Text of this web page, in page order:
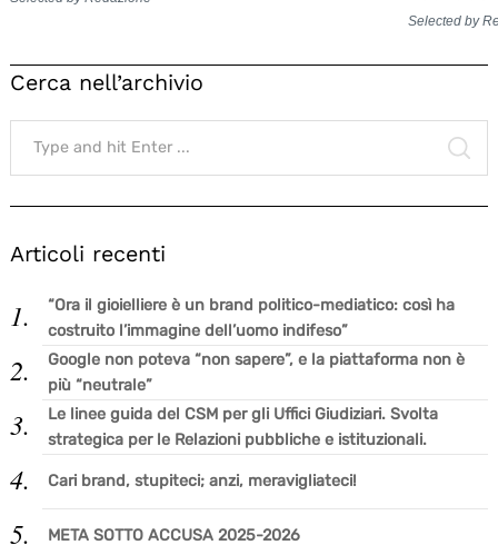
Selected by
Cerca nell’archivio
Search
for:
Articoli recenti
“Ora il gioielliere è un brand politico-mediatico: così ha
costruito l’immagine dell’uomo indifeso”
Google non poteva “non sapere”, e la piattaforma non è
più “neutrale”
Le linee guida del CSM per gli Uffici Giudiziari. Svolta
strategica per le Relazioni pubbliche e istituzionali.
Cari brand, stupiteci; anzi, meravigliateci!
META SOTTO ACCUSA 2025-2026